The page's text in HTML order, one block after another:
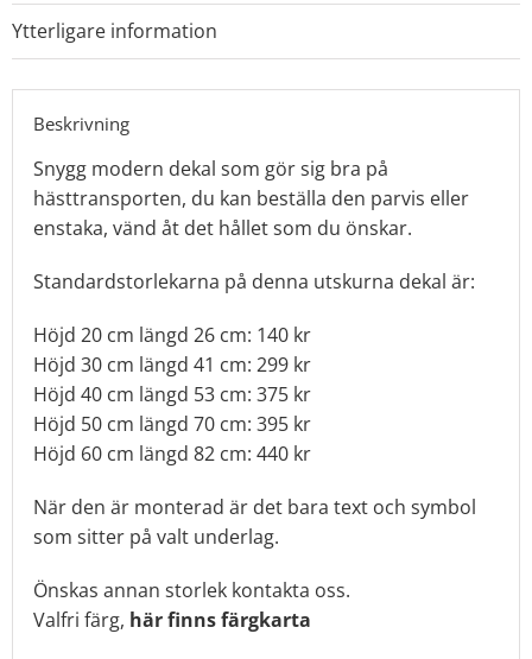
Ytterligare information
Beskrivning
Snygg modern dekal som gör sig bra på
hästtransporten, du kan beställa den parvis eller
enstaka, vänd åt det hållet som du önskar.
Standardstorlekarna på denna utskurna dekal är:
Höjd 20 cm längd 26 cm: 140 kr
Höjd 30 cm längd 41 cm: 299 kr
Höjd 40 cm längd 53 cm: 375 kr
Höjd 50 cm längd 70 cm: 395 kr
Höjd 60 cm längd 82 cm: 440 kr
När den är monterad är det bara text och symbol
som sitter på valt underlag.
Önskas annan storlek kontakta oss.
Valfri färg, här finns färgkarta